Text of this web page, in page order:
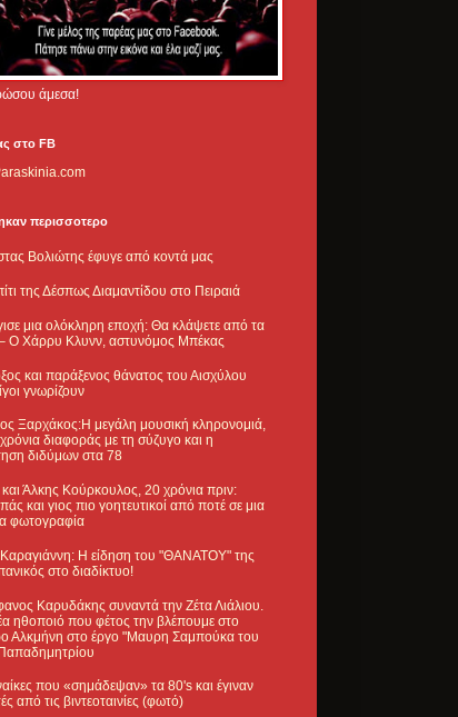
άμεσα!
στο FB
περισσοτερο
Βολιώτης έφυγε από κοντά μας
της Δέσπως Διαμαντίδου στο Πειραιά
μια ολόκληρη εποχή: Θα κλάψετε από τα
– Ο Χάρρυ Κλυνν, αστυνόμος Μπέκας
και παράξενος θάνατος του Αισχύλου
γνωρίζουν
Ξαρχάκος:Η μεγάλη μουσική κληρονομιά,
διαφοράς με τη σύζυγο και η
διδύμων στα 78
και Άλκης Κούρκουλος, 20 χρόνια πριν:
και γιος πιο γοητευτικοί από ποτέ σε μια
φωτογραφία
Η είδηση του "ΘΑΝΑΤΟΥ" της
στο διαδίκτυο!
Καρυδάκης συναντά την Ζέτα Λιάλιου.
ηθοποιό που φέτος την βλέπουμε στο
Αλκμήνη στο έργο "Μαυρη Σαμπούκα του
που «σημάδεψαν» τα 80's και έγιναν
από τις βιντεοταινίες (φωτό)